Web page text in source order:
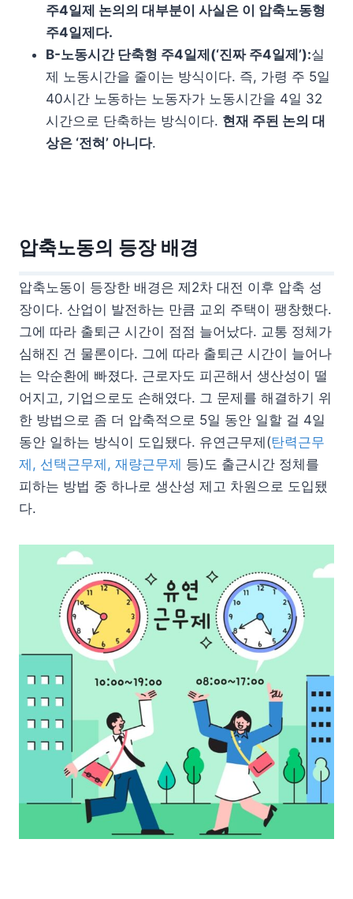
주4일제 논의의 대부분이 사실은 이 압축노동형
주4일제다.
B-노동시간 단축형 주4일제(‘진짜 주4일제’):실
제 노동시간을 줄이는 방식이다. 즉, 가령 주 5일
40시간 노동하는 노동자가 노동시간을 4일 32
시간으로 단축하는 방식이다. 현재 주된 논의 대
상은 ‘전혀’ 아니다.
압축노동의 등장 배경
압축노동이 등장한 배경은 제2차 대전 이후 압축 성
장이다. 산업이 발전하는 만큼 교외 주택이 팽창했다.
그에 따라 출퇴근 시간이 점점 늘어났다. 교통 정체가
심해진 건 물론이다. 그에 따라 출퇴근 시간이 늘어나
는 악순환에 빠졌다. 근로자도 피곤해서 생산성이 떨
어지고, 기업으로도 손해였다. 그 문제를 해결하기 위
한 방법으로 좀 더 압축적으로 5일 동안 일할 걸 4일
동안 일하는 방식이 도입됐다. 유연근무제(탄력근무
제, 선택근무제, 재량근무제 등)도 출근시간 정체를
피하는 방법 중 하나로 생산성 제고 차원으로 도입됐
다.